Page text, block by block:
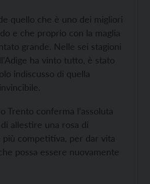
quello che è uno dei migliori
e che proprio con la maglia
grande. Nelle sei stagioni
ha vinto tutto, è stato
indiscusso di quella
Trento conferma l’assoluta
allestire una rosa di
più competitiva, per dar vita
possa essere nuovamente